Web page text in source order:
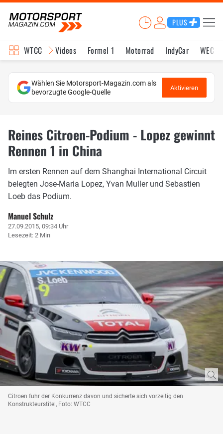
PLUS
WTCC Videos Formel 1 Motorrad IndyCar WEC
Wählen Sie Motorsport-Magazin.com als
bevorzugte Google-Quelle
Aktivieren
Reines Citroen-Podium - Lopez gewinnt
Rennen 1 in China
Im ersten Rennen auf dem Shanghai International Circuit
belegten Jose-Maria Lopez, Yvan Muller und Sebastien
Loeb das Podium.
Manuel Schulz
27.09.2015, 09:34 Uhr
Lesezeit: 2 Min
Citroen fuhr der Konkurrenz davon und sicherte sich vorzeitig den
Konstrukteurstitel, Foto: WTCC